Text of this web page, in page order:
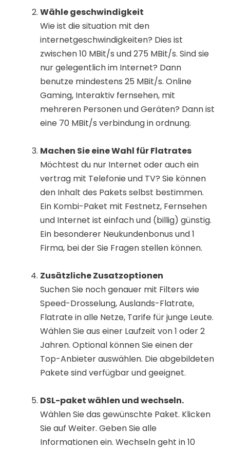
Wähle geschwindigkeit
Wie ist die situation mit den
internetgeschwindigkeiten? Dies ist
zwischen 10 MBit/s und 275 MBit/s. Sind sie
nur gelegentlich im Internet? Dann
benutze mindestens 25 MBit/s. Online
Gaming, Interaktiv fernsehen, mit
mehreren Personen und Geräten? Dann ist
eine 70 MBit/s verbindung in ordnung.
Machen Sie eine Wahl für Flatrates
Möchtest du nur Internet oder auch ein
vertrag mit Telefonie und TV? Sie können
den Inhalt des Pakets selbst bestimmen.
Ein Kombi-Paket mit Festnetz, Fernsehen
und Internet ist einfach und (billig) günstig.
Ein besonderer Neukundenbonus und 1
Firma, bei der Sie Fragen stellen können.
Zusätzliche Zusatzoptionen
Suchen Sie noch genauer mit Filters wie
Speed-Drosselung, Auslands-Flatrate,
Flatrate in alle Netze, Tarife für junge Leute.
Wählen Sie aus einer Laufzeit von 1 oder 2
Jahren. Optional können Sie einen der
Top-Anbieter auswählen. Die abgebildeten
Pakete sind verfügbar und geeignet.
DSL-paket wählen und wechseln.
Wählen Sie das gewünschte Paket. Klicken
Sie auf Weiter. Geben Sie alle
Informationen ein. Wechseln geht in 10